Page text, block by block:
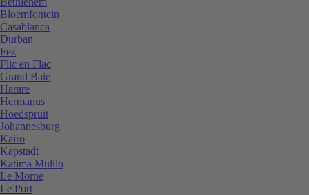
Bloemfontein
Casablanca
Durban
Fez
Flic en Flac
Grand Baie
Harare
Hermanus
Hoedspruit
Johannesburg
Kairo
Kapstadt
Katima Mulilo
Le Morne
Le Port